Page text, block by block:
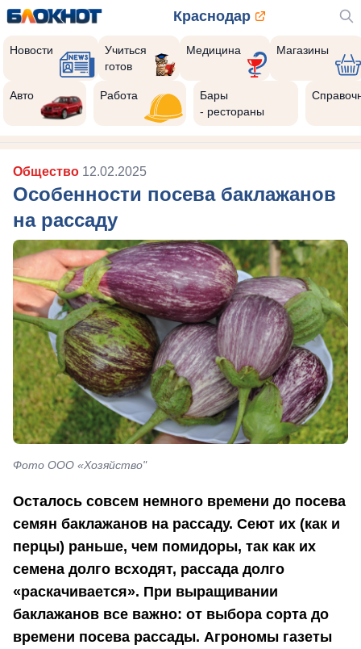
Краснодар
Новости
Учиться
готов
Медицина Магазины
Авто Работа
Бары
- рестораны
Общество 12.02.2025
Особенности посева баклажанов
на рассаду
Фото ООО «Хозяйство"
Осталось совсем немного времени до посева
семян баклажанов на рассаду. Сеют их (как и
перцы) раньше, чем помидоры, так как их
семена долго всходят, рассада долго
«раскачивается». При выращивании
баклажанов все важно: от выбора сорта до
времени посева рассады. Агрономы газеты